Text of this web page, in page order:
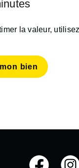
la valeur,
bien